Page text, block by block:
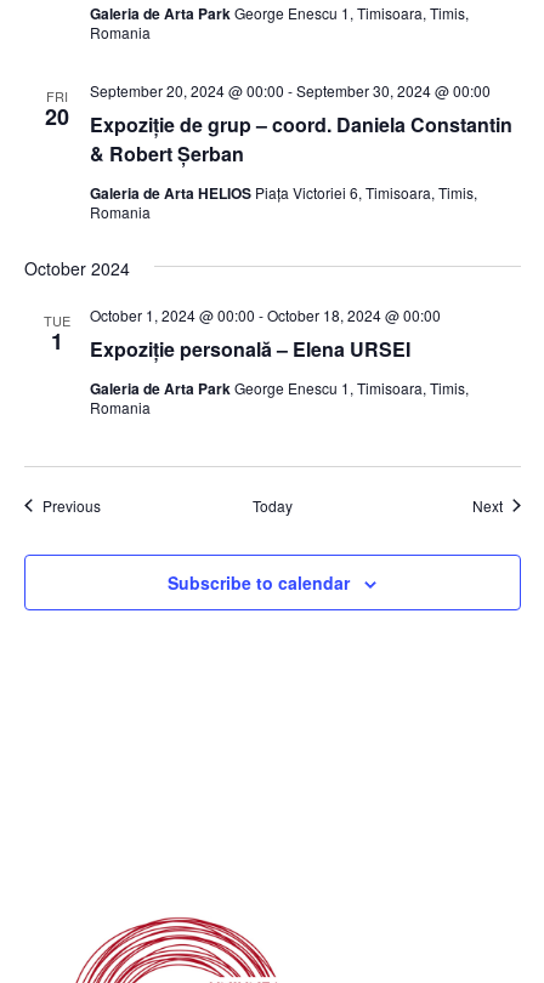
Galeria de Arta Park George Enescu 1, Timisoara, Timis,
Romania
FRI
20
Expoziție de grup – coord. Daniela Constantin
& Robert Șerban
September 20, 2024 @ 00:00 -September 30, 2024 @ 00:00
Galeria de Arta HELIOS Piața Victoriei 6, Timisoara, Timis,
Romania
October 2024
TUE
1 Expoziție personală – Elena URSEI
October 1, 2024 @ 00:00 -October 18, 2024 @ 00:00
Galeria de Arta Park George Enescu 1, Timisoara, Timis,
Romania
PreviousEvents Today Next
Subscribe to calendar